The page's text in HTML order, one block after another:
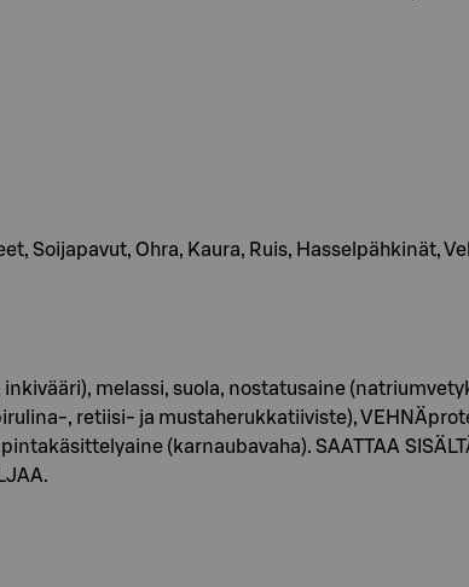
Soijapavut, Ohra, Kaura, Ruis, Hasselpähkinät,
melassi, suola, nostatusaine
, retiisi- ja mustaherukkatiiviste),
(karnaubavaha). SAATTAA